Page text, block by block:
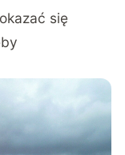
się